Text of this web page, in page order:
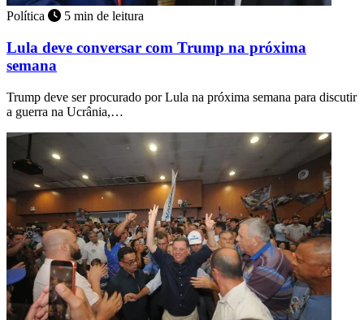
Política 5 min de leitura
Lula deve conversar com Trump na próxima
semana
Trump deve ser procurado por Lula na próxima semana para discutir
a guerra na Ucrânia,…